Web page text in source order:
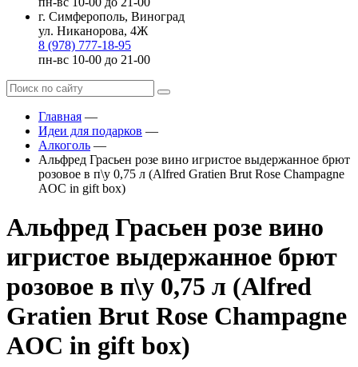
г. Симферополь, Виноград
ул. Никанорова, 4Ж
8 (978) 777-18-95
пн-вс 10-00 до 21-00
Главная —
Идеи для подарков —
Алкоголь —
Альфред Грасьен розе вино игристое выдержанное брют
розовое в п\у 0,75 л (Alfred Gratien Brut Rose Champagne
AOC in gift box)
Альфред Грасьен розе вино
игристое выдержанное брют
розовое в п\у 0,75 л (Alfred
Gratien Brut Rose Champagne
AOC in gift box)